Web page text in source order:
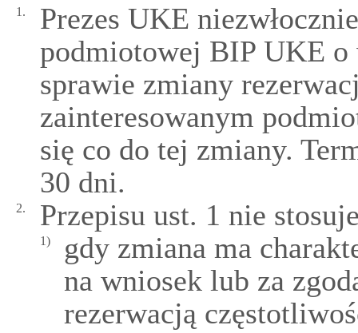
1.
Prezes UKE
podmiotowej BIP UKE o
sprawie zmiany
zainteresowanym
się co do tej zmiany.
30 dni.
2. Przepisu ust. 1 nie
1)
gdy zmiana ma
na wniosek lub za
rezerwacją